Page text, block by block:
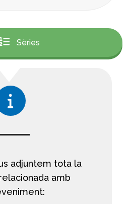
Sèries
adjuntem tota la
amb